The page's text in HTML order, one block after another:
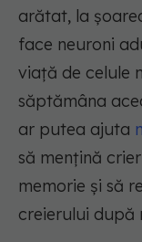
arătat, la
face neuroni
viață de celule
săptămâna
ar putea ajuta
să mențină
memorie și să
creierului după